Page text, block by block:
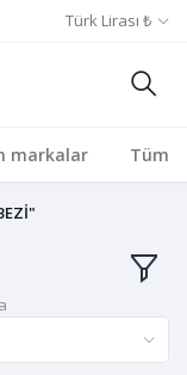
Türk Lirası ₺
markalar Tüm